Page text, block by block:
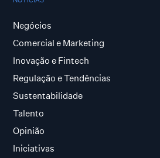
Negócios
Comercial e Marketing
Inovação e Fintech
Regulação e Tendências
Sustentabilidade
Talento
Opinião
Iniciativas